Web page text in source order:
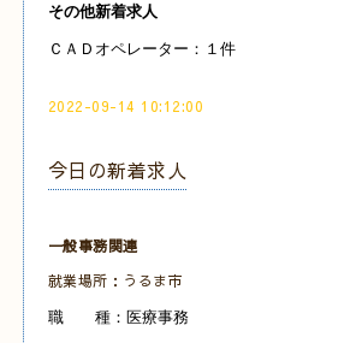
その他新着求人
ＣＡＤオペレーター：１件
2022-09-14 10:12:00
今日の新着求人
一般事務関連
就業場所：うるま市
職 種：医療事務